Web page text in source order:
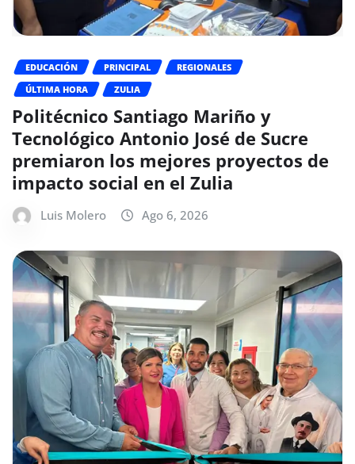
EDUCACIÓN PRINCIPAL
REGIONALES
ÚLTIMA HORA
ZULIA
Politécnico Santiago Mariño y
Tecnológico Antonio José de Sucre
premiaron los mejores proyectos de
impacto social en el Zulia
Luis Molero Ago 6, 2026